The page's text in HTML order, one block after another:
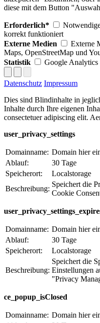
diese mit dem Button
Erforderlich*
korrekt funktioniert
Externe Medien
Externe
Maps, OpenStreetMap und
Statistik
Google Analytics
Datenschutz Impressum
Dies sind Blindinhalte in
Inhalte durch Ihre eigenen
consectetuer adipiscing elit.
user_privacy_settings
Domainname: Domain hier
Ablauf:
30 Tage
Speicherort:
Localstorage
Beschreibung:
Speichert die
Cookie
Domainname: Domain hier
Ablauf:
30 Tage
Speicherort:
Localstorage
Beschreibung:
Speichert die
Einstellungen
"Privacy
ce_popup_isClosed
Domainname: Domain hier